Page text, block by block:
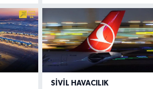
SIVIL HAVACILIK